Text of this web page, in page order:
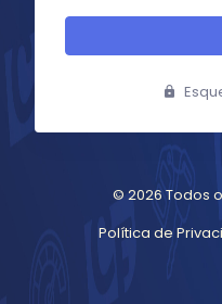
© 2026 Todos
Política de